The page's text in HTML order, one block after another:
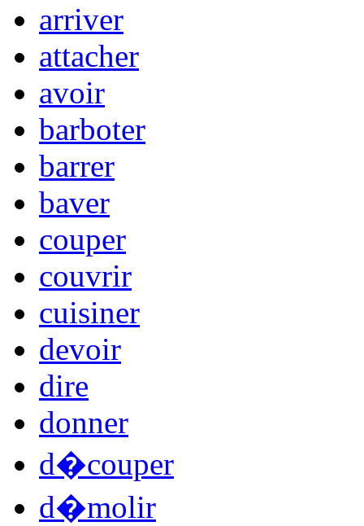
arriver
attacher
avoir
barboter
barrer
baver
couper
couvrir
cuisiner
devoir
dire
donner
d�couper
d�molir